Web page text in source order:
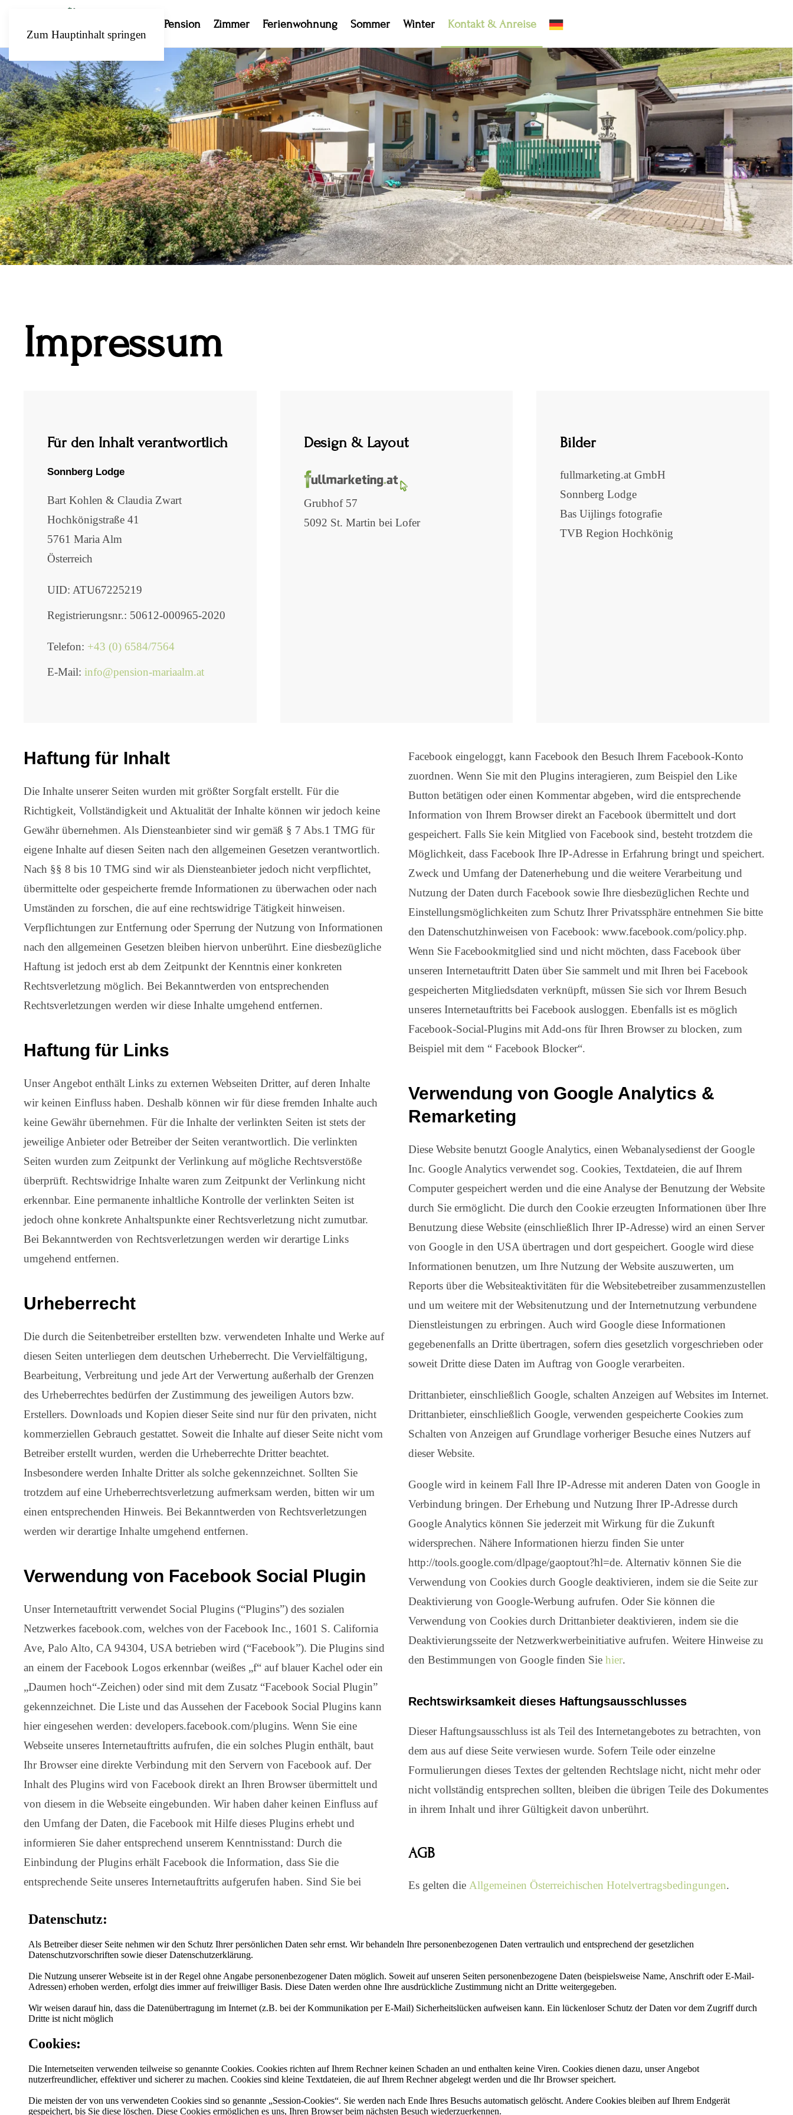
Zum Hauptinhalt springen
Pension Zimmer Ferienwohnung Sommer Winter Kontakt & Anreise
Impressum
Für den Inhalt verantwortlich
Sonnberg Lodge
Bart Kohlen & Claudia Zwart
Hochkönigstraße 41
5761 Maria Alm
Österreich
UID: ATU67225219
Registrierungsnr.: 50612-000965-2020
Telefon: +43 (0) 6584/7564
E-Mail: info@pension-mariaalm.at
Design & Layout
Grubhof 57
5092 St. Martin bei Lofer
Bilder
fullmarketing.at GmbH
Sonnberg Lodge
Bas Uijlings fotografie
TVB Region Hochkönig
Haftung für Inhalt
Die Inhalte unserer Seiten wurden mit größter Sorgfalt erstellt. Für die
Richtigkeit, Vollständigkeit und Aktualität der Inhalte können wir jedoch keine
Gewähr übernehmen. Als Diensteanbieter sind wir gemäß § 7 Abs.1 TMG für
eigene Inhalte auf diesen Seiten nach den allgemeinen Gesetzen verantwortlich.
Nach §§ 8 bis 10 TMG sind wir als Diensteanbieter jedoch nicht verpflichtet,
übermittelte oder gespeicherte fremde Informationen zu überwachen oder nach
Umständen zu forschen, die auf eine rechtswidrige Tätigkeit hinweisen.
Verpflichtungen zur Entfernung oder Sperrung der Nutzung von Informationen
nach den allgemeinen Gesetzen bleiben hiervon unberührt. Eine diesbezügliche
Haftung ist jedoch erst ab dem Zeitpunkt der Kenntnis einer konkreten
Rechtsverletzung möglich. Bei Bekanntwerden von entsprechenden
Rechtsverletzungen werden wir diese Inhalte umgehend entfernen.
Haftung für Links
Unser Angebot enthält Links zu externen Webseiten Dritter, auf deren Inhalte
wir keinen Einfluss haben. Deshalb können wir für diese fremden Inhalte auch
keine Gewähr übernehmen. Für die Inhalte der verlinkten Seiten ist stets der
jeweilige Anbieter oder Betreiber der Seiten verantwortlich. Die verlinkten
Seiten wurden zum Zeitpunkt der Verlinkung auf mögliche Rechtsverstöße
überprüft. Rechtswidrige Inhalte waren zum Zeitpunkt der Verlinkung nicht
erkennbar. Eine permanente inhaltliche Kontrolle der verlinkten Seiten ist
jedoch ohne konkrete Anhaltspunkte einer Rechtsverletzung nicht zumutbar.
Bei Bekanntwerden von Rechtsverletzungen werden wir derartige Links
umgehend entfernen.
Urheberrecht
Die durch die Seitenbetreiber erstellten bzw. verwendeten Inhalte und Werke auf
diesen Seiten unterliegen dem deutschen Urheberrecht. Die Vervielfältigung,
Bearbeitung, Verbreitung und jede Art der Verwertung außerhalb der Grenzen
des Urheberrechtes bedürfen der Zustimmung des jeweiligen Autors bzw.
Erstellers. Downloads und Kopien dieser Seite sind nur für den privaten, nicht
kommerziellen Gebrauch gestattet. Soweit die Inhalte auf dieser Seite nicht vom
Betreiber erstellt wurden, werden die Urheberrechte Dritter beachtet.
Insbesondere werden Inhalte Dritter als solche gekennzeichnet. Sollten Sie
trotzdem auf eine Urheberrechtsverletzung aufmerksam werden, bitten wir um
einen entsprechenden Hinweis. Bei Bekanntwerden von Rechtsverletzungen
werden wir derartige Inhalte umgehend entfernen.
Verwendung von Facebook Social Plugin
Unser Internetauftritt verwendet Social Plugins (“Plugins”) des sozialen
Netzwerkes facebook.com, welches von der Facebook Inc., 1601 S. California
Ave, Palo Alto, CA 94304, USA betrieben wird (“Facebook”). Die Plugins sind
an einem der Facebook Logos erkennbar (weißes „f“ auf blauer Kachel oder ein
„Daumen hoch“-Zeichen) oder sind mit dem Zusatz “Facebook Social Plugin”
gekennzeichnet. Die Liste und das Aussehen der Facebook Social Plugins kann
hier eingesehen werden: developers.facebook.com/plugins. Wenn Sie eine
Webseite unseres Internetauftritts aufrufen, die ein solches Plugin enthält, baut
Ihr Browser eine direkte Verbindung mit den Servern von Facebook auf. Der
Inhalt des Plugins wird von Facebook direkt an Ihren Browser übermittelt und
von diesem in die Webseite eingebunden. Wir haben daher keinen Einfluss auf
den Umfang der Daten, die Facebook mit Hilfe dieses Plugins erhebt und
informieren Sie daher entsprechend unserem Kenntnisstand: Durch die
Einbindung der Plugins erhält Facebook die Information, dass Sie die
entsprechende Seite unseres Internetauftritts aufgerufen haben. Sind Sie bei
Facebook eingeloggt, kann Facebook den Besuch Ihrem Facebook-Konto
zuordnen. Wenn Sie mit den Plugins interagieren, zum Beispiel den Like
Button betätigen oder einen Kommentar abgeben, wird die entsprechende
Information von Ihrem Browser direkt an Facebook übermittelt und dort
gespeichert. Falls Sie kein Mitglied von Facebook sind, besteht trotzdem die
Möglichkeit, dass Facebook Ihre IP-Adresse in Erfahrung bringt und speichert.
Zweck und Umfang der Datenerhebung und die weitere Verarbeitung und
Nutzung der Daten durch Facebook sowie Ihre diesbezüglichen Rechte und
Einstellungsmöglichkeiten zum Schutz Ihrer Privatssphäre entnehmen Sie bitte
den Datenschutzhinweisen von Facebook: www.facebook.com/policy.php.
Wenn Sie Facebookmitglied sind und nicht möchten, dass Facebook über
unseren Internetauftritt Daten über Sie sammelt und mit Ihren bei Facebook
gespeicherten Mitgliedsdaten verknüpft, müssen Sie sich vor Ihrem Besuch
unseres Internetauftritts bei Facebook ausloggen. Ebenfalls ist es möglich
Facebook-Social-Plugins mit Add-ons für Ihren Browser zu blocken, zum
Beispiel mit dem “ Facebook Blocker“.
Verwendung von Google Analytics &
Remarketing
Diese Website benutzt Google Analytics, einen Webanalysedienst der Google
Inc. Google Analytics verwendet sog. Cookies, Textdateien, die auf Ihrem
Computer gespeichert werden und die eine Analyse der Benutzung der Website
durch Sie ermöglicht. Die durch den Cookie erzeugten Informationen über Ihre
Benutzung diese Website (einschließlich Ihrer IP-Adresse) wird an einen Server
von Google in den USA übertragen und dort gespeichert. Google wird diese
Informationen benutzen, um Ihre Nutzung der Website auszuwerten, um
Reports über die Websiteaktivitäten für die Websitebetreiber zusammenzustellen
und um weitere mit der Websitenutzung und der Internetnutzung verbundene
Dienstleistungen zu erbringen. Auch wird Google diese Informationen
gegebenenfalls an Dritte übertragen, sofern dies gesetzlich vorgeschrieben oder
soweit Dritte diese Daten im Auftrag von Google verarbeiten.
Drittanbieter, einschließlich Google, schalten Anzeigen auf Websites im Internet.
Drittanbieter, einschließlich Google, verwenden gespeicherte Cookies zum
Schalten von Anzeigen auf Grundlage vorheriger Besuche eines Nutzers auf
dieser Website.
Google wird in keinem Fall Ihre IP-Adresse mit anderen Daten von Google in
Verbindung bringen. Der Erhebung und Nutzung Ihrer IP-Adresse durch
Google Analytics können Sie jederzeit mit Wirkung für die Zukunft
widersprechen. Nähere Informationen hierzu finden Sie unter
http://tools.google.com/dlpage/gaoptout?hl=de. Alternativ können Sie die
Verwendung von Cookies durch Google deaktivieren, indem sie die Seite zur
Deaktivierung von Google-Werbung aufrufen. Oder Sie können die
Verwendung von Cookies durch Drittanbieter deaktivieren, indem sie die
Deaktivierungsseite der Netzwerkwerbeinitiative aufrufen. Weitere Hinweise zu
den Bestimmungen von Google finden Sie hier.
Rechtswirksamkeit dieses Haftungsausschlusses
Dieser Haftungsausschluss ist als Teil des Internetangebotes zu betrachten, von
dem aus auf diese Seite verwiesen wurde. Sofern Teile oder einzelne
Formulierungen dieses Textes der geltenden Rechtslage nicht, nicht mehr oder
nicht vollständig entsprechen sollten, bleiben die übrigen Teile des Dokumentes
in ihrem Inhalt und ihrer Gültigkeit davon unberührt.
AGB
Es gelten die Allgemeinen Österreichischen Hotelvertragsbedingungen.